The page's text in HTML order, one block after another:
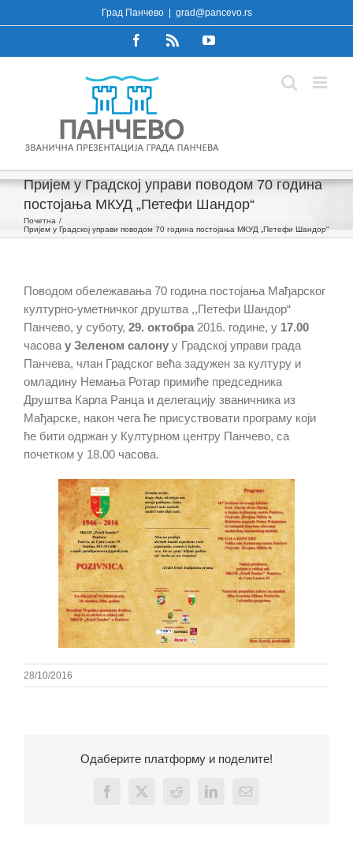
to
Град Панчево grad@pancevo.rs
FacebookRss YouTube
Пријем у Градској управи поводом 70 година
постојања МКУД „Петефи Шандор“
Почетна
Пријем у Градској управи поводом 70 година постојања МКУД „Петефи Шандор“
Поводом обележавања 70 година постојања Мађарског
културно-уметничког друштва ,,Петефи Шандор“
Панчево, у суботу, 29. октобра 2016. године, у 17.00
часова у Зеленом салону у Градској управи града
Панчева, члан Градског већа задужен за културу и
омладину Немања Ротар примиће председника
Друштва Карла Ранца и делегацију званичника из
Мађарске, након чега ће присуствовати програму који
ће бити одржан у Културном центру Панчево, са
почетком у 18.00 часова.
28/10/2016
Одаберите платформу и поделите!
Facebook
X Reddit LinkedInEmail